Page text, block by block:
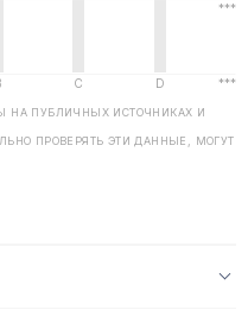
НА ПУБЛИЧНЫХ ИСТОЧНИКАХ И
ПРОВЕРЯТЬ ЭТИ ДАННЫЕ, МОГУТ